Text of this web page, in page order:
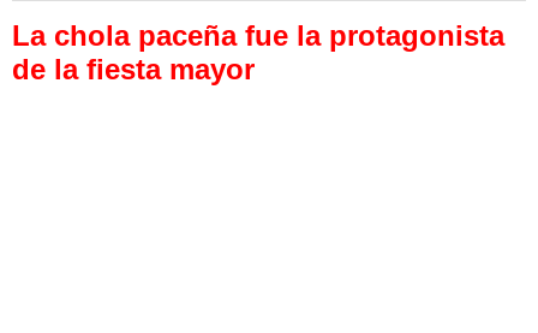
La chola paceña fue la protagonista
de la fiesta mayor